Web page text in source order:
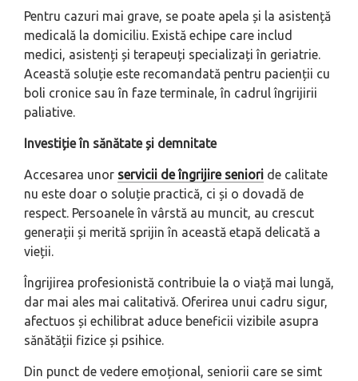
Pentru cazuri mai grave, se poate apela și la asistență
medicală la domiciliu. Există echipe care includ
medici, asistenți și terapeuți specializați în geriatrie.
Această soluție este recomandată pentru pacienții cu
boli cronice sau în faze terminale, în cadrul îngrijirii
paliative.
Investiție în sănătate și demnitate
Accesarea unor servicii de îngrijire seniori de calitate
nu este doar o soluție practică, ci și o dovadă de
respect. Persoanele în vârstă au muncit, au crescut
generații și merită sprijin în această etapă delicată a
vieții.
Îngrijirea profesionistă contribuie la o viață mai lungă,
dar mai ales mai calitativă. Oferirea unui cadru sigur,
afectuos și echilibrat aduce beneficii vizibile asupra
sănătății fizice și psihice.
Din punct de vedere emoțional, seniorii care se simt